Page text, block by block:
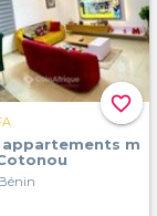
favorite_border
m